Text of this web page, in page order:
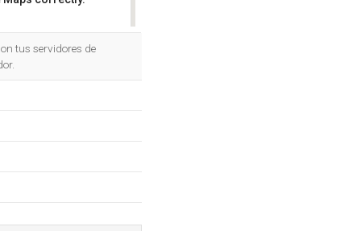
tus servidores de